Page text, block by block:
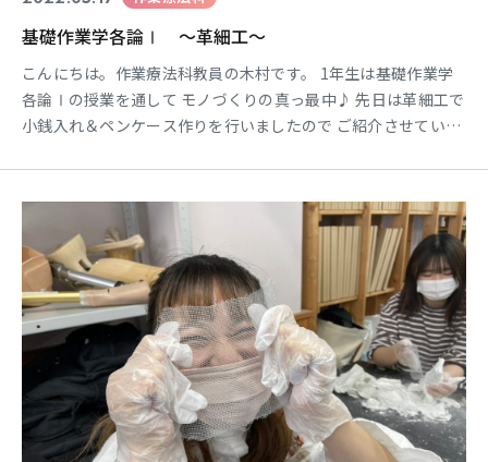
基礎作業学各論Ⅰ ～革細工～
こんにちは。作業療法科教員の木村です。 1年生は基礎作業学
各論Ⅰの授業を通して モノづくりの真っ最中♪ 先日は革細工で
小銭入れ＆ペンケース作りを行いましたので ご紹介させていた
革の半裁を用意し、 それぞれみなさんに型をとってもらい 作成
していきました。 まずは切り取った革に 刻印を使って好きなデ
ザインを･･･ （
東海医療科学
東海医療科学
東海医療科学
東海医療科学